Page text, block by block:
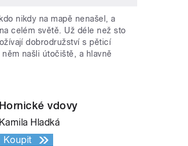
nikdy na mapě nenašel, a
celém světě. Už déle než sto
dobrodružství s pěticí
našli útočiště, a hlavně
Hornické vdovy
Kamila Hladká
Koupit